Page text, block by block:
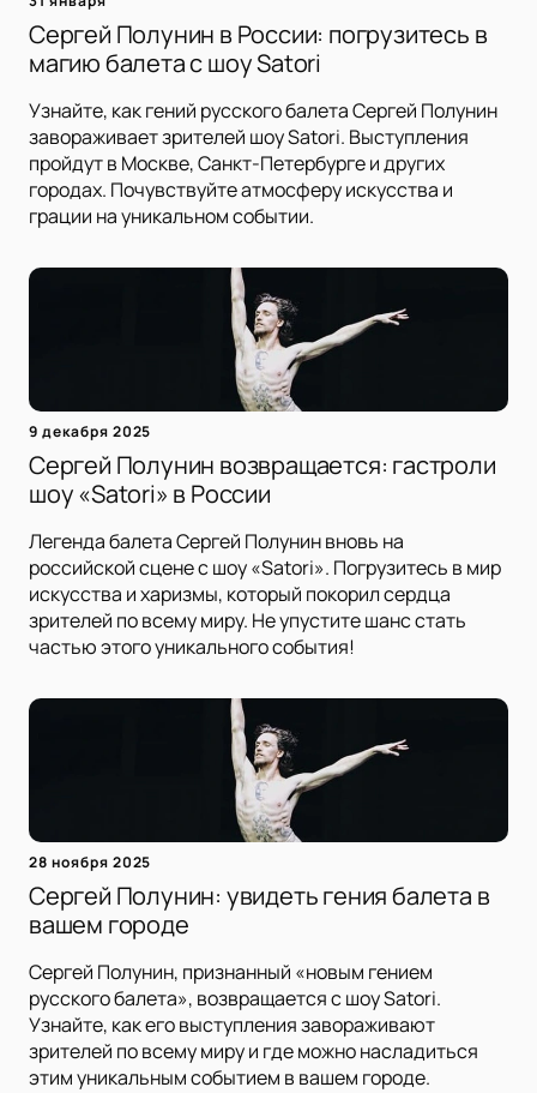
Сергей Полунин в России: погрузитесь в
магию балета с шоу Satori
Узнайте, как гений русского балета Сергей Полунин
завораживает зрителей шоу Satori. Выступления
пройдут в Москве, Санкт-Петербурге и других
городах. Почувствуйте атмосферу искусства и
грации на уникальном событии.
9 декабря 2025
Сергей Полунин возвращается: гастроли
шоу «Satori» в России
Легенда балета Сергей Полунин вновь на
российской сцене с шоу «Satori». Погрузитесь в мир
искусства и харизмы, который покорил сердца
зрителей по всему миру. Не упустите шанс стать
частью этого уникального события!
28 ноября 2025
Сергей Полунин: увидеть гения балета в
вашем городе
Сергей Полунин, признанный «новым гением
русского балета», возвращается с шоу Satori.
Узнайте, как его выступления завораживают
зрителей по всему миру и где можно насладиться
этим уникальным событием в вашем городе.